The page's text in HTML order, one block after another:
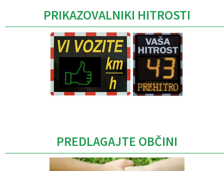
PRIKAZOVALNIKI HITROSTI
PREDLAGAJTE OBČINI